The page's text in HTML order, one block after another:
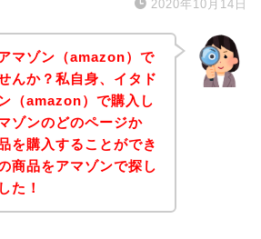
2020年10月14日
マゾン（amazon）で
んか？私自身、イタド
（amazon）で購入し
ゾンのどのページか
を購入することができ
商品をアマゾンで探し
た！